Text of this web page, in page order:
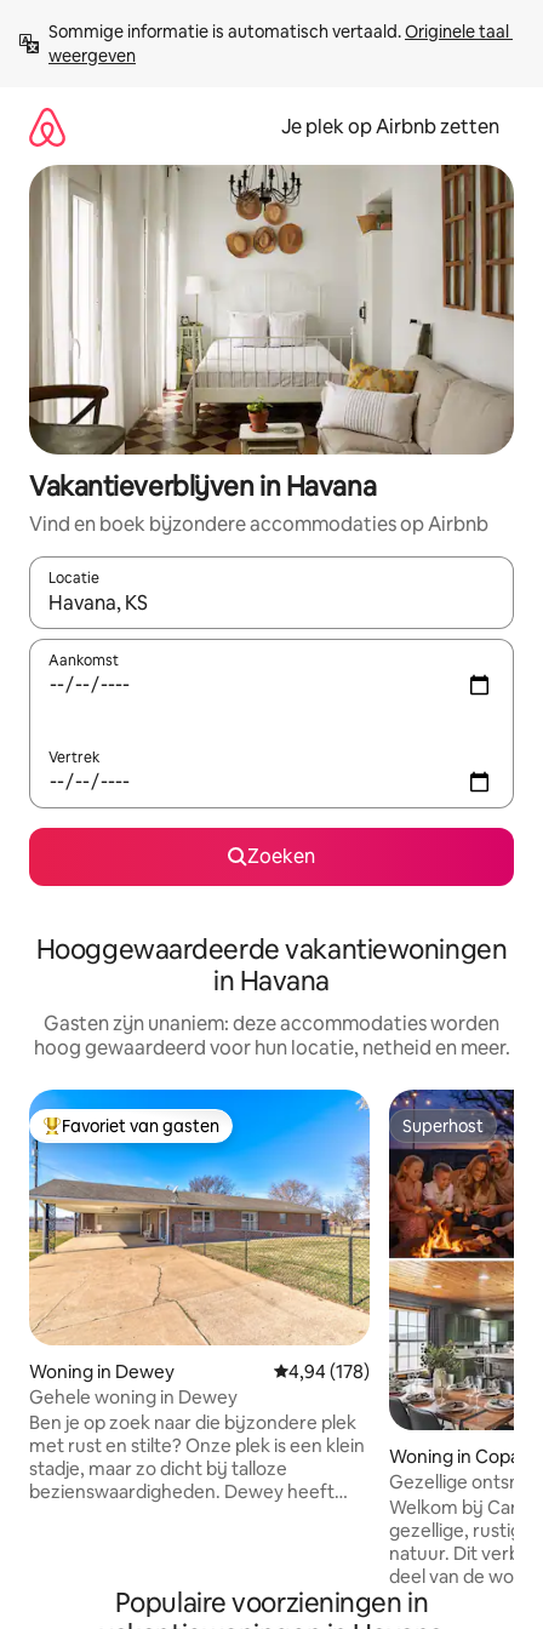
direct
naar
Sommige informatie is automatisch vertaald. Originele taal
weergeven
Je plek op Airbnb zetten
Vakantieverblijven in Havana
Vind en boek bijzondere accommodaties op Airbnb
Locatie
Wanneer er resultaten beschikbaar zijn, maak je een keuze
Aankomst
Vertrek
Zoeken
Hooggewaardeerde vakantiewoningen
in Havana
Gasten zijn unaniem: deze accommodaties worden
hoog gewaardeerd voor hun locatie, netheid en meer.
Topfavoriet van gasten
Favoriet van gasten
Woning in Dewey Gemiddelde beoordeling van
4,94 (178)
Gehele woning in Dewey
Ben je op zoek naar die bijzondere plek
met rust en stilte? Onze plek is een klein
stadje, maar zo dicht bij talloze
bezienswaardigheden. Dewey heeft
musea en bezienswaardigheden. Mis
Superhost
Superhost
Woning in Copan
Gezellige
slaapkamers met
vuurplaats
Welkom bij
gezellige, rustige
natuur. Dit
deel van de
slaapkamers,
complete
Populaire voorzieningen in